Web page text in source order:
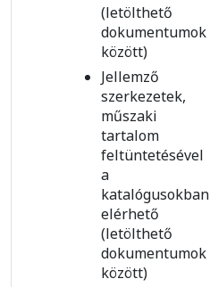
(letölthető
dokumentumok
között)
Jellemző
szerkezetek,
műszaki
tartalom
feltüntetésével
a
katalógusokban
elérhető
(letölthető
dokumentumok
között)